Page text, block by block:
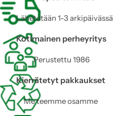
0
Lähetetään 1-3 arkipäivässä
Kotimainen perheyritys
Perustettu 1986
Kierrätetyt pakkaukset
Me teemme osamme